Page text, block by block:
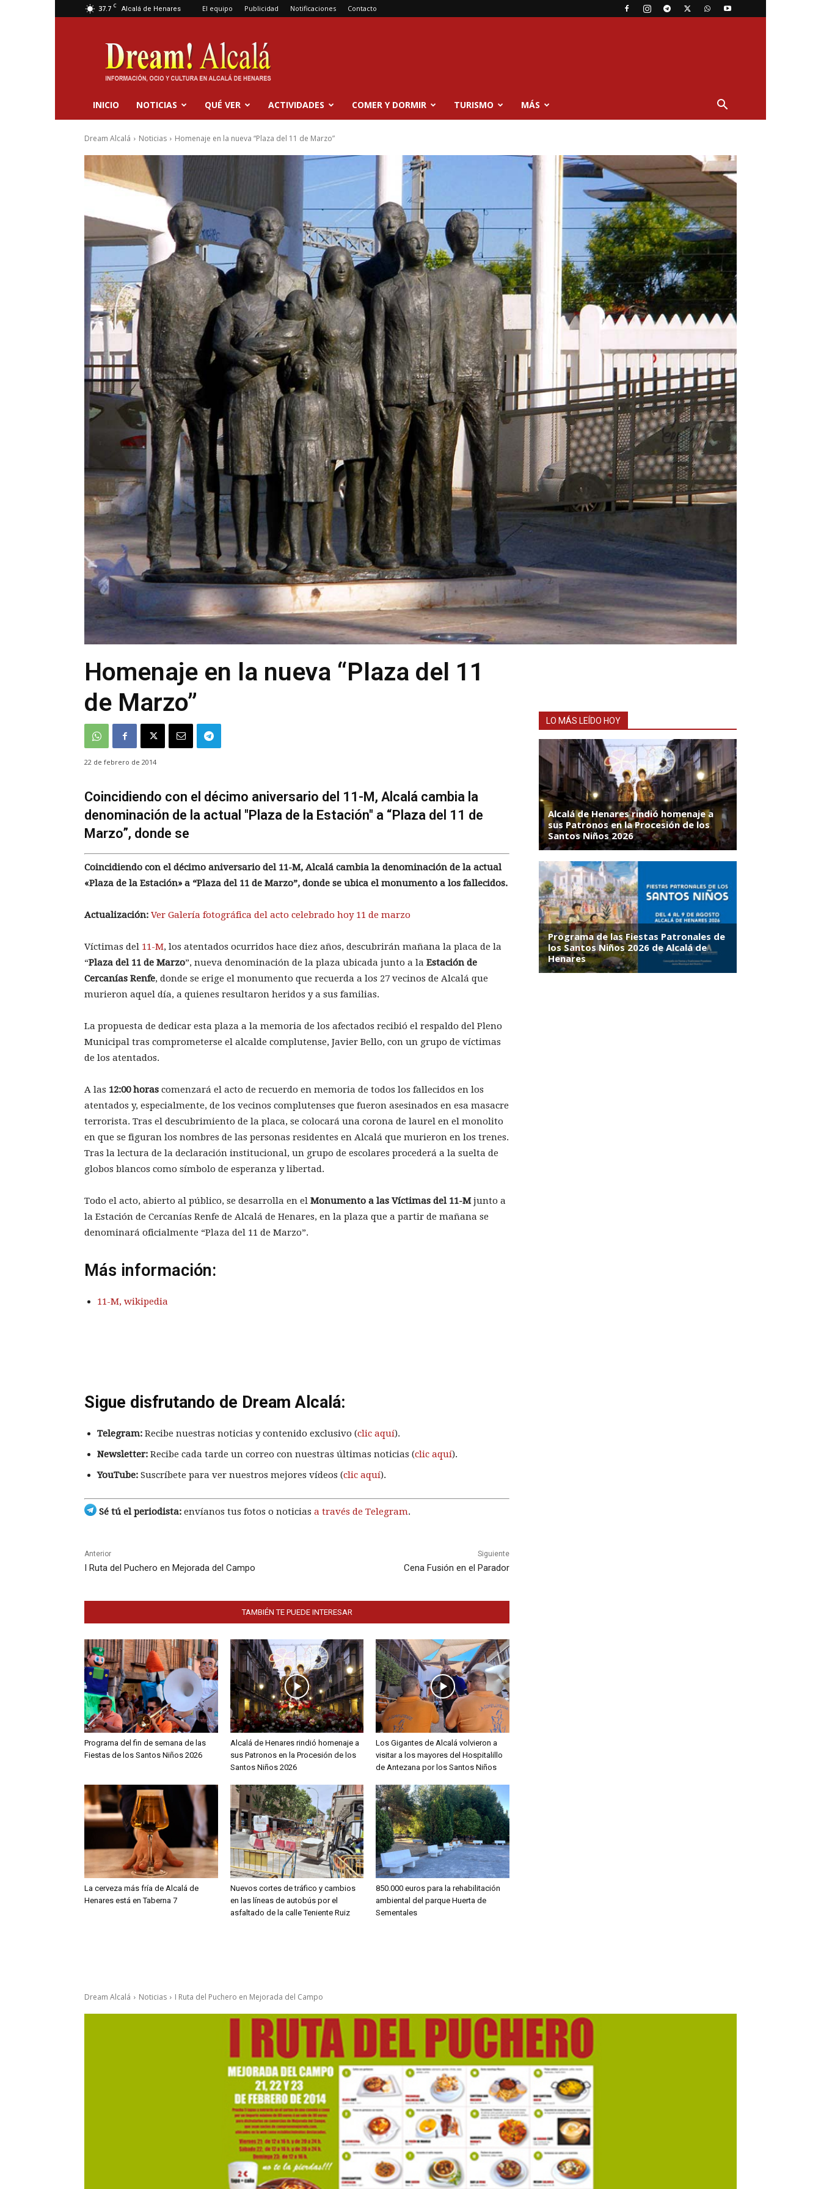
37.7 C Alcalá de Henares El equipo Publicidad Notificaciones Contacto
Dream
Alcalá
INICIO NOTICIAS QUÉ VER ACTIVIDADES COMER Y DORMIR TURISMO MÁS
Dream Alcalá Noticias Homenaje en la nueva “Plaza del 11 de Marzo”
Homenaje en la nueva “Plaza del 11
de Marzo”
22 de febrero de 2014
Coincidiendo con el décimo aniversario del 11-M, Alcalá cambia la
denominación de la actual "Plaza de la Estación" a “Plaza del 11 de
Marzo”, donde se
Coincidiendo con el décimo aniversario del 11-M, Alcalá cambia la denominación de la actual
«Plaza de la Estación» a “Plaza del 11 de Marzo”, donde se ubica el monumento a los fallecidos.
Actualización: Ver Galería fotográfica del acto celebrado hoy 11 de marzo
Víctimas del 11-M, los atentados ocurridos hace diez años, descubrirán mañana la placa de la
“Plaza del 11 de Marzo”, nueva denominación de la plaza ubicada junto a la Estación de
Cercanías Renfe, donde se erige el monumento que recuerda a los 27 vecinos de Alcalá que
murieron aquel día, a quienes resultaron heridos y a sus familias.
La propuesta de dedicar esta plaza a la memoria de los afectados recibió el respaldo del Pleno
Municipal tras comprometerse el alcalde complutense, Javier Bello, con un grupo de víctimas
de los atentados.
A las 12:00 horas comenzará el acto de recuerdo en memoria de todos los fallecidos en los
atentados y, especialmente, de los vecinos complutenses que fueron asesinados en esa masacre
terrorista. Tras el descubrimiento de la placa, se colocará una corona de laurel en el monolito
en que se figuran los nombres de las personas residentes en Alcalá que murieron en los trenes.
Tras la lectura de la declaración institucional, un grupo de escolares procederá a la suelta de
globos blancos como símbolo de esperanza y libertad.
Todo el acto, abierto al público, se desarrolla en el Monumento a las Víctimas del 11-Mjunto a
la Estación de Cercanías Renfe de Alcalá de Henares, en la plaza que a partir de mañana se
denominará oficialmente “Plaza del 11 de Marzo”.
Más información:
11-M, wikipedia
Sigue disfrutando de Dream Alcalá:
Telegram: Recibe nuestras noticias y contenido exclusivo (clic aquí).
Newsletter: Recibe cada tarde un correo con nuestras últimas noticias (clic aquí).
YouTube: Suscríbete para ver nuestros mejores vídeos (clic aquí).
Sé tú el periodista: envíanos tus fotos o noticias a través de Telegram.
Anterior
I Ruta del Puchero en Mejorada del Campo
Siguiente
Cena Fusión en el Parador
TAMBIÉN TE PUEDE INTERESAR
Programa del fin de semana de las
Fiestas de los Santos Niños 2026
Alcalá de Henares rindió homenaje a
sus Patronos en la Procesión de los
Santos Niños 2026
Los Gigantes de Alcalá volvieron a
visitar a los mayores del Hospitalillo
de Antezana por los Santos Niños
La cerveza más fría de Alcalá de
Henares está en Taberna 7
Nuevos cortes de tráfico y cambios
en las líneas de autobús por el
asfaltado de la calle Teniente Ruiz
850.000 euros para la rehabilitación
ambiental del parque Huerta de
Sementales
LO MÁS LEÍDO HOY